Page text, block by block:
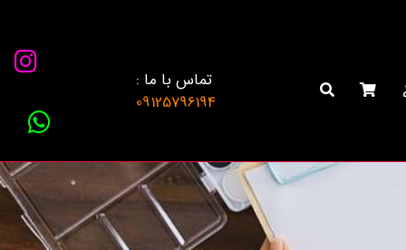
تماس با ما :
09125796194